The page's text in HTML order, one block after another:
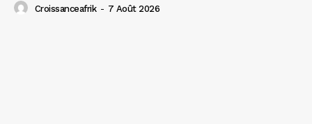
Croissanceafrik - 7 Août 2026